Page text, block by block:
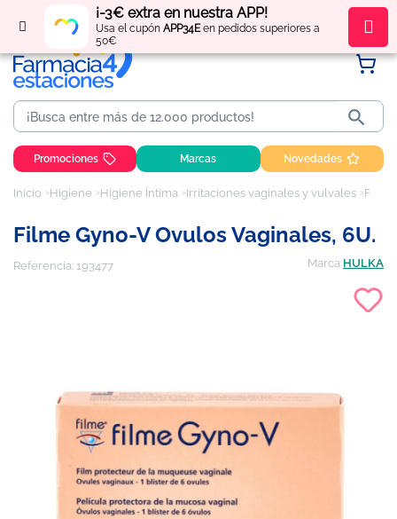
¡-3€ extra en nuestra APP!
Usa el cupón APP34Een pedidos superiores a
50€
Regístratey obténpuntos por tus compras

Promociones Marcas Novedades
Inicio Higiene Higiene Íntima Irritaciones vaginales y vulvales
Filme Gyno-V Ovulos Vaginales, 6U.
Referencia: 193477 Marca HULKA